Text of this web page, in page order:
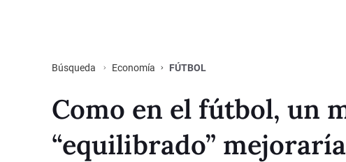
Búsqueda Economía FÚTBOL
Como en el fútbol, un
“equilibrado”